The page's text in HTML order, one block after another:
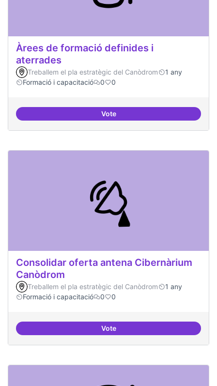
Àrees de formació definides i
aterrades
Treballem el pla estratègic del Canòdrom
1 any
Formació i capacitació
0 0
VoteÀrees de formació definides i
Consolidar oferta antena Cibernàrium
Canòdrom
Treballem el pla estratègic del Canòdrom
1 any
Formació i capacitació
0 0
VoteConsolidar oferta antena